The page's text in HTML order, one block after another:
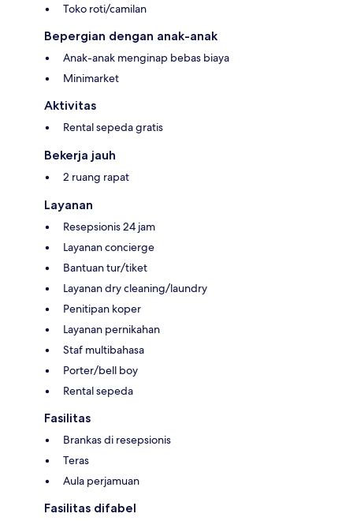
Toko roti/camilan
Bepergian dengan anak-anak
Anak-anak menginap bebas biaya
Minimarket
Aktivitas
Rental sepeda gratis
Bekerja jauh
2 ruang rapat
Layanan
Resepsionis 24 jam
Layanan concierge
Bantuan tur/tiket
Layanan dry cleaning/laundry
Penitipan koper
Layanan pernikahan
Staf multibahasa
Porter/bell boy
Rental sepeda
Fasilitas
Brankas di resepsionis
Teras
Aula perjamuan
Fasilitas difabel